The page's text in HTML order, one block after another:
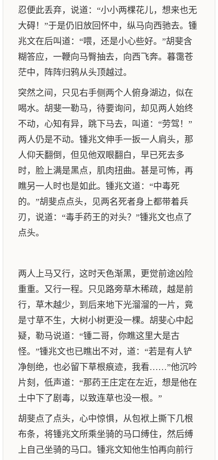
忍便此丢弃，说道：“小小两棵花儿，想来也无
大碍！”于是仍旧放回怀中，纵马向西驰去。锺
兆文在后叫道：“喂，还是小心些好。”胡斐含
糊答应，一鞭向马臀抽去，向西飞奔。暮霭苍
茫中，阵阵归鸦从头顶越过。
突然之间，只见右手侧两个人俯身湖边，似在
喝水。胡斐一勒马，待要询问，却见两人始终
不动，心知有异，跳下马去，叫道：“劳驾！”
两人仍是不动。锺兆文伸手一扳一人肩头，那
人仰天翻倒，但见他双眼翻白，早已死去多
时，脸上满是黑点，肌肉扭曲。甚是可怖，再
瞧另一人时也是如此。锺兆文道：“中毒死
的。”胡斐点点头，见两名死者身上都带着兵
刃，说道：“毒手药王的对头？”锺兆文也点了
点头。
两人上马又行，这时天色渐黑，更觉前途凶险
重重。又行一程。只见路旁草木稀疏，越是前
行，草木越少，到后来地下光溜溜的一片，竟
是寸草不生，大树小树更没一棵。胡斐心中起
疑，勒马说道：“锺二哥，你瞧这里大是古
怪。”锺兆文也已瞧出不对，道：“若是有人铲
净刨绝，也必留下草根痕迹，我看……”他沉吟
片刻，低声道：“那药王庄定在左近，想是他在
土中下了剧毒，以致连草也没一根。”
胡斐点了点头，心中惊惧，从包袱上撕下几根
布条，将锺兆文所乘坐骑的马口缚住，然后缚
上自己坐骑的马口。锺兆文知他生怕再向前行